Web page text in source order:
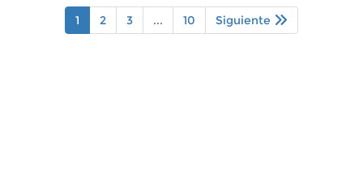
1 2 3 ... 10 Siguiente